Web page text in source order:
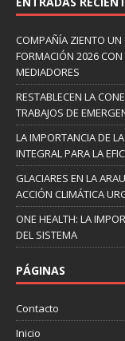
COMPAÑÍA ZIENTO UN
FORMACIÓN 2026
MEDIADORES
RESTABLECEN LA
TRABAJOS DE
LA IMPORTANCIA DE
INTEGRAL PARA LA
GLACIARES EN LA
ACCIÓN CLIMÁTICA
ONE HEALTH: LA
DEL SISTEMA
PÁGINAS
Contacto
Inicio